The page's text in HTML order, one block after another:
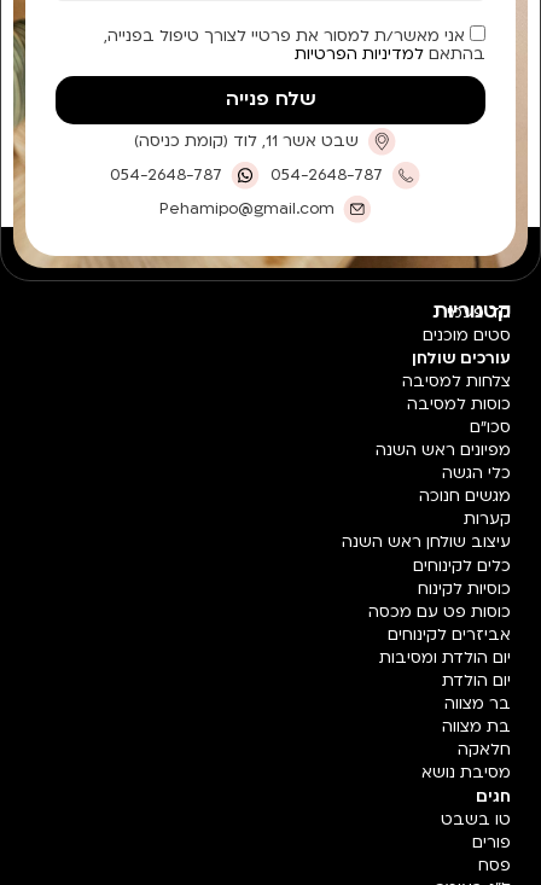
אני מאשר/ת למסור את פרטיי לצורך טיפול בפנייה,
בהתאם למדיניות הפרטיות
שלח פנייה
שבט אשר 11, לוד (קומת כניסה)
054-2648-787
054-2648-787
Pehamipo@gmail.com
קטגוריות
חד פעמי
סטים מוכנים
עורכים שולחן
צלחות למסיבה
כוסות למסיבה
סכו"ם
מפיונים ראש השנה
כלי הגשה
מגשים חנוכה
קערות
עיצוב שולחן ראש השנה
כלים לקינוחים
כוסיות לקינוח
כוסות פט עם מכסה
אביזרים לקינוחים
יום הולדת ומסיבות
יום הולדת
בר מצווה
בת מצווה
חלאקה
מסיבת נושא
חגים
טו בשבט
פורים
פסח